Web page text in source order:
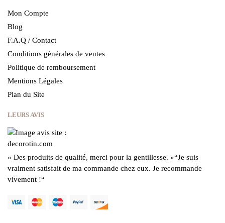
Mon Compte
Blog
F.A.Q / Contact
Conditions générales de ventes
Politique de remboursement
Mentions Légales
Plan du Site
LEURS AVIS
« Des produits de qualité, merci pour la gentillesse. »“Je suis
vraiment satisfait de ma commande chez eux. Je recommande
vivement !“